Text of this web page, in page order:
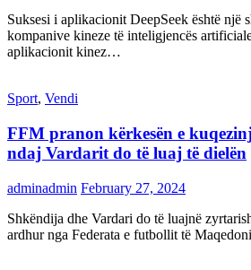
Suksesi i aplikacionit DeepSeek është një
kompanive kineze të inteligjencës
aplikacionit kinez…
Sport, Vendi
FFM pranon kërkesën e
ndaj Vardarit do të luaj të dielën
adminadmin February 27, 2024
Shkëndija dhe Vardari do të luajnë
ardhur nga Federata e futbollit të